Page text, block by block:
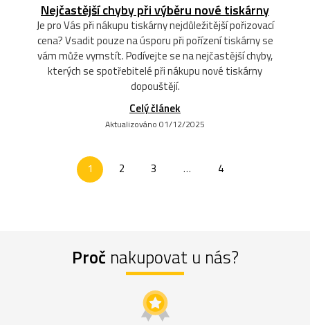
Nejčastější chyby při výběru nové tiskárny
Je pro Vás při nákupu tiskárny nejdůležitější pořizovací
cena? Vsadit pouze na úsporu při pořízení tiskárny se
vám může vymstít. Podívejte se na nejčastější chyby,
kterých se spotřebitelé při nákupu nové tiskárny
dopouštějí.
Celý článek
Aktualizováno 01/12/2025
1 2 3 … 4
Proč nakupovat u nás?